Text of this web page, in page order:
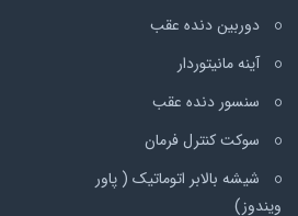
دوربین دنده عقب
آینه مانیتوردار
سنسور دنده عقب
سوکت کنترل فرمان
شیشه بالابر اتوماتیک ( پاور
ویندوز)